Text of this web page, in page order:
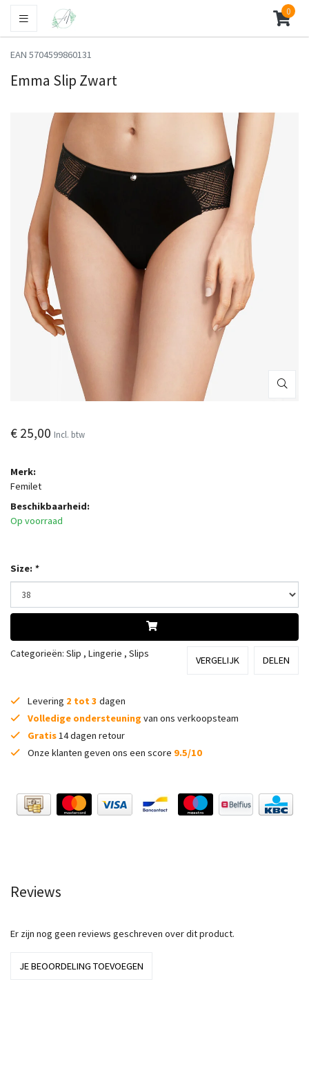
0
EAN 5704599860131
Emma Slip Zwart
€ 25,00 Incl. btw
Merk:
Femilet
Beschikbaarheid:
Op voorraad
Size: *
Categorieën: Slip , Lingerie , Slips
VERGELIJK DELEN
Levering 2 tot 3 dagen
Volledige ondersteuning van ons verkoopsteam
Gratis14 dagen retour
Onze klanten geven ons een score 9.5/10
Reviews
Er zijn nog geen reviews geschreven over dit product.
JE BEOORDELING TOEVOEGEN